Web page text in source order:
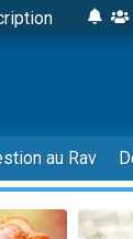
2
6
17
au Rav